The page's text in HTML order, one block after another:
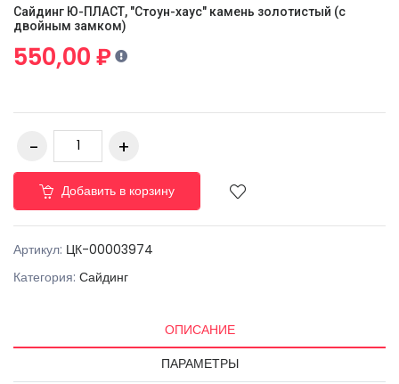
Сайдинг Ю-ПЛАСТ, "Стоун-хаус" камень золотистый (с
двойным замком)
550,00 ₽
Добавить в корзину
Артикул: ЦК-00003974
Категория: Сайдинг
ОПИСАНИЕ
ПАРАМЕТРЫ